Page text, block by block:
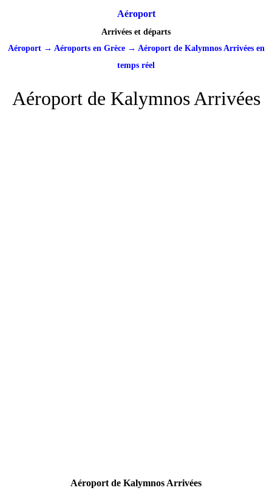
Aéroport
Arrivées et départs
Aéroport→ Aéroports en Grèce→ Aéroport de Kalymnos Arrivées en
temps réel
Aéroport de Kalymnos Arrivées
Aéroport de Kalymnos Arrivées